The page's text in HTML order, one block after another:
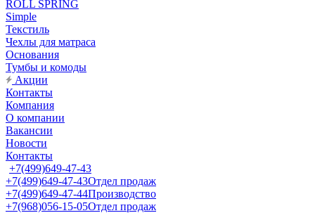
ROLL SPRING
Simple
Текстиль
Чехлы для матраса
Основания
Тумбы и комоды
Акции
Контакты
Компания
О компании
Вакансии
Новости
Контакты
+7(499)649-47-43
+7(499)649-47-43Отдел продаж
+7(499)649-47-44Производство
+7(968)056-15-05Отдел продаж